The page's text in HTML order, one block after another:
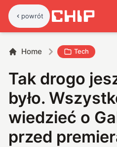
powrót
Home Tech
Tak drogo
było.
wiedzieć o
przed